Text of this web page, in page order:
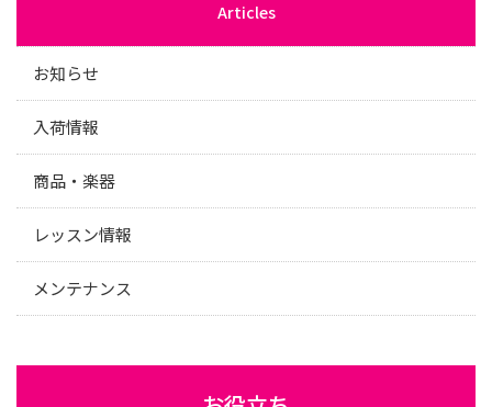
Articles
お知らせ
入荷情報
商品・楽器
レッスン情報
メンテナンス